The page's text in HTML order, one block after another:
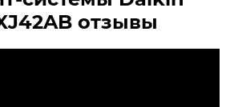
отзывы